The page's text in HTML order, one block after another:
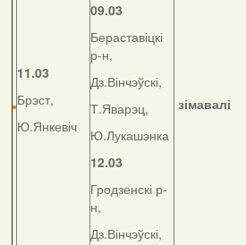
11.03
Брэст,
Ю.Янкевіч
09.03
Бераставіцкі
р-н,
Дз.Вінчэўскі,
Т.Яварэц,
Ю.Лукашэнка
12.03
Гродзенскі р-
н,
Дз.Вінчэўскі,
зімавалі